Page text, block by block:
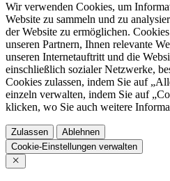
Wir verwenden Cookies, um
Website zu sammeln und zu
der Website zu ermöglichen.
unseren Partnern, Ihnen relevante
unseren Internetauftritt und die
einschließlich sozialer Netzwerke,
Cookies zulassen, indem Sie auf
einzeln verwalten, indem Sie auf
klicken, wo Sie auch weitere
Zulassen
Ablehnen
Cookie-Einstellungen verwalten